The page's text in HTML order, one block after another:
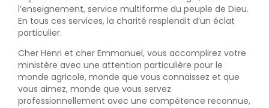
l’enseignement, service multiforme du peuple de Dieu.
En tous ces services, la charité resplendit d’un éclat
particulier.
Cher Henri et cher Emmanuel, vous accomplirez votre
ministère avec une attention particulière pour le
monde agricole, monde que vous connaissez et que
vous aimez, monde que vous servez
professionnellement avec une compétence reconnue,